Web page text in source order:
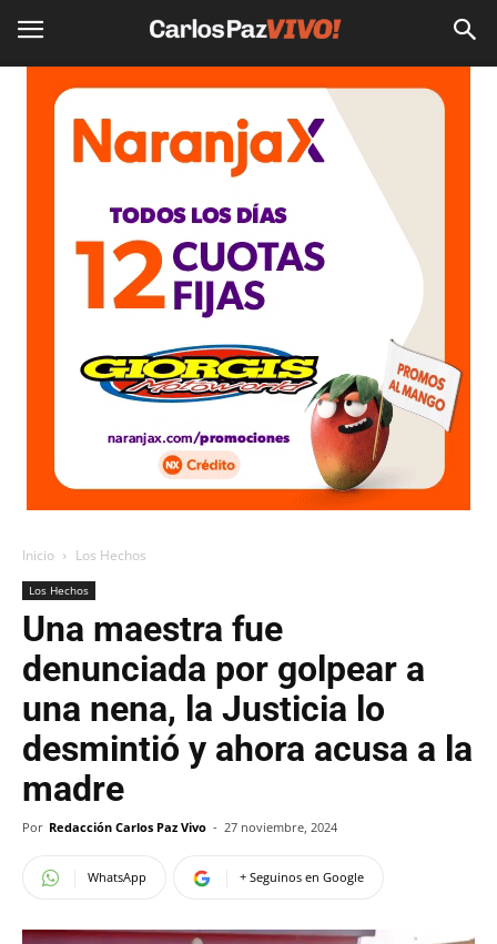
Inicio Los Hechos
Los Hechos
Una maestra fue
denunciada por golpear a
una nena, la Justicia lo
desmintió y ahora acusa a la
madre
Por Redacción Carlos Paz Vivo - 27 noviembre, 2024
WhatsApp + Seguinos en Google